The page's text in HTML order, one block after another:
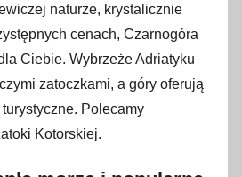
naturze, krystalicznie
cenach, Czarnogóra
Ciebie. Wybrzeże Adriatyku
zatoczkami, a góry oferują
Polecamy
Kotorskiej.